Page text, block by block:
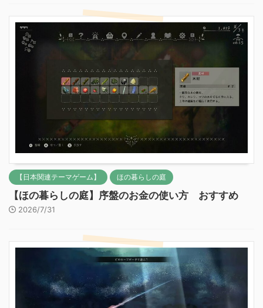
【日本関連テーマゲーム】 ほの暮らしの庭
【ほの暮らしの庭】序盤のお金の使い方 おすすめ
2026/7/31